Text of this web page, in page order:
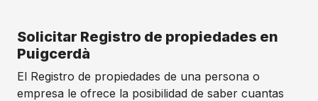
Solicitar Registro de propiedades en
Puigcerdà
El Registro de propiedades de una persona o
empresa le ofrece la posibilidad de saber cuantas